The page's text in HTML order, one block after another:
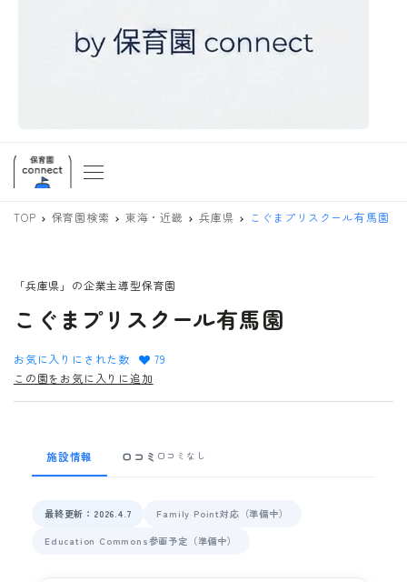
TOP 保育園検索 東海・近畿 兵庫県 こぐまプリスクール有馬園
「兵庫県」の企業主導型保育園
こぐまプリスクール有馬園
お気に入りにされた数
79
この園をお気に入りに追加
施設情報 口コミ 口コミなし
最終更新：2026.4.7
Family Point対応（準備中）
Education Commons参画予定（準備中）